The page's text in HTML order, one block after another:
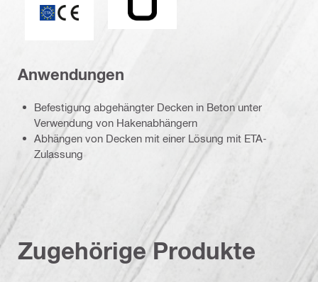
Anwendungen
Befestigung abgehängter Decken in Beton unter
Verwendung von Hakenabhängern
Abhängen von Decken mit einer Lösung mit ETA-
Zulassung
Zugehörige Produkte